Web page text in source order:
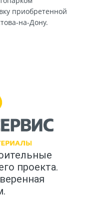
приобретенной
на-Дону.
проекта.